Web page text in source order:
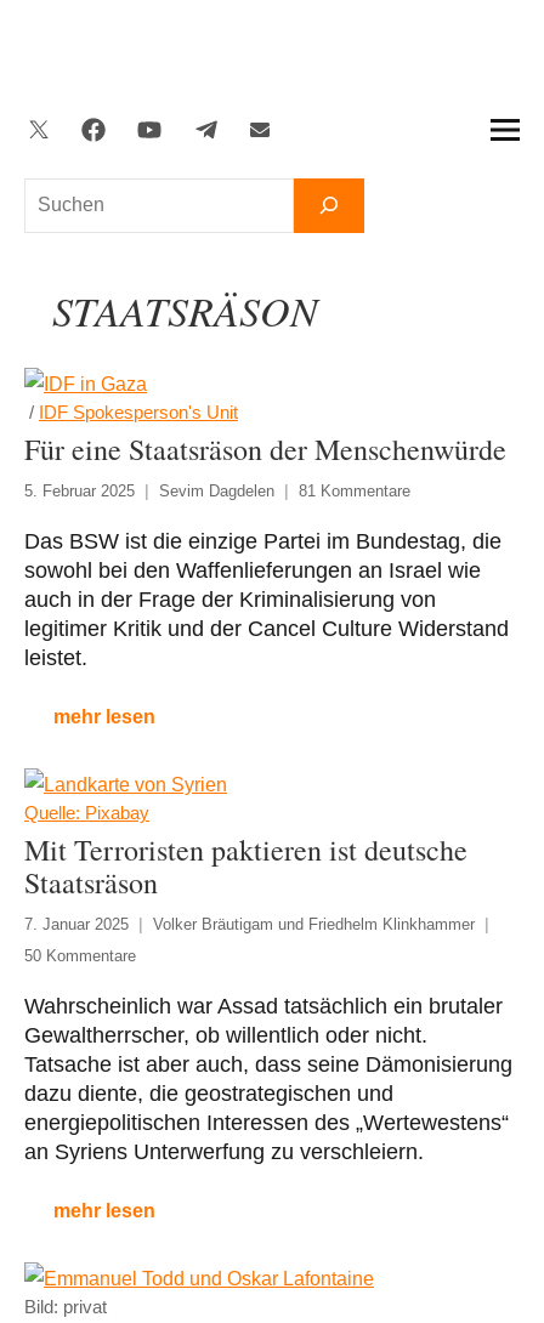
Suchen
Twitter FacebookYouTubeTelegramNewsletter
STAATSRÄSON
/ IDF Spokesperson's Unit
Für eine Staatsräson der Menschenwürde
5. Februar 2025 Sevim Dagdelen 81 Kommentare
Das BSW ist die einzige Partei im Bundestag, die
sowohl bei den Waffenlieferungen an Israel wie
auch in der Frage der Kriminalisierung von
legitimer Kritik und der Cancel Culture Widerstand
leistet.
mehr lesen
Quelle: Pixabay
Mit Terroristen paktieren ist deutsche
Staatsräson
7. Januar 2025
Volker Bräutigam und Friedhelm Klinkhammer
50 Kommentare
Wahrscheinlich war Assad tatsächlich ein brutaler
Gewaltherrscher, ob willentlich oder nicht.
Tatsache ist aber auch, dass seine Dämonisierung
dazu diente, die geostrategischen und
energiepolitischen Interessen des „Wertewestens“
an Syriens Unterwerfung zu verschleiern.
mehr lesen
Bild: privat